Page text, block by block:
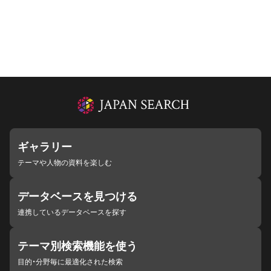
ギャラリー
テーマや人物の資料を楽しむ
データベースを見つける
連携しているデータベースを探す
テーマ別検索機能を使う
目的・分野毎に最適化された検索